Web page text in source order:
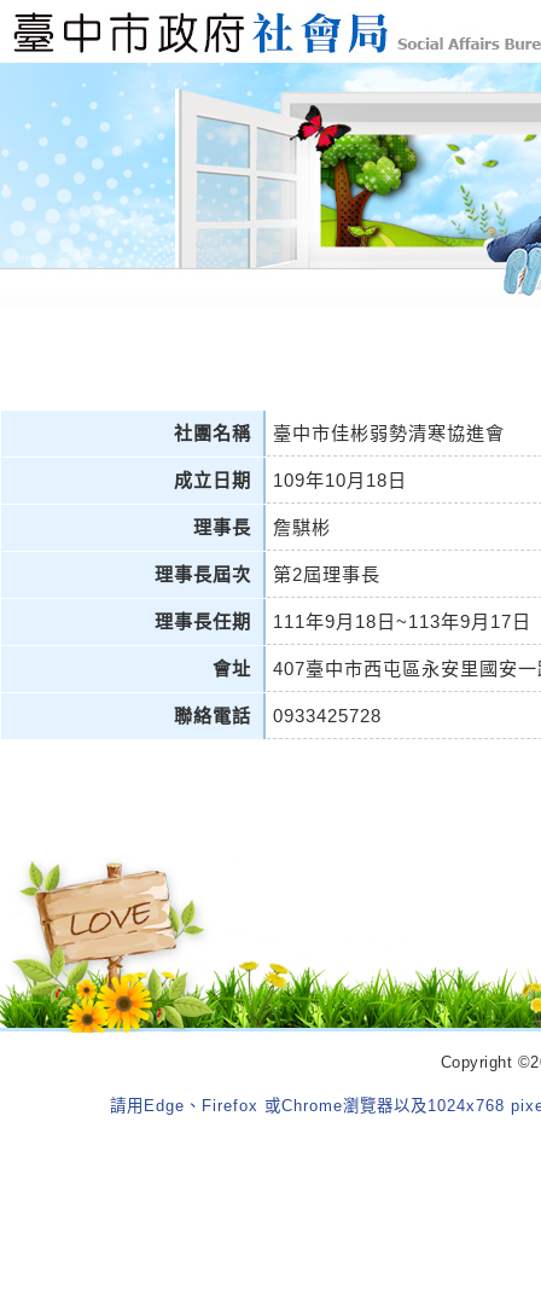
社團名稱 臺中市佳彬弱勢清寒協進會
成立日期 109年10月18日
理事長 詹騏彬
理事長屆次 第2屆理事長
理事長任期 111年9月18日~113年9月17日
會址 407臺中市西屯區永安里國安
聯絡電話 0933425728
Copyright
請用Edge、Firefox 或Chrome瀏覽器以及1024x768